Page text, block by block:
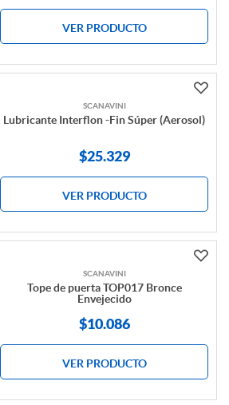
VER PRODUCTO
SCANAVINI
Lubricante Interflon -Fin Súper (Aerosol)
$25.329
VER PRODUCTO
SCANAVINI
Tope de puerta TOP017 Bronce
Envejecido
$10.086
VER PRODUCTO